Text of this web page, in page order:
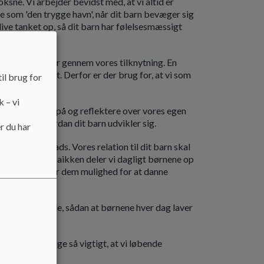
'den trygge havn', når dit barn bevæger sig
tanket op, så dit barn har følelsesmæssigt
følelser gennem vores tilknytning. En
Derfor er der brug for, at vi som
nærmere på og reflektere over vores egen
for, hvordan dit barn udvikler sig.
være på plads. Vores relation til dit barn skal
I Mosaikken deler vi dagligt børnene op
og vi giver dem mulighed for at danne
arbejde, sådan at børnene hver dag laver
og lige så vigtigt, at vi løbende
brug for
– vi
du har